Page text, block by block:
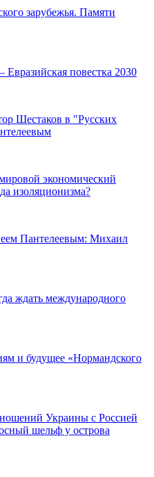
зарубежья. Памяти
повестка 2030
Шестаков в "Русских
экономический
изоляционизма?
Пантелеевым: Михаил
ждать международного
и будущее «Нормандского
Украины с Россией
шельф у острова